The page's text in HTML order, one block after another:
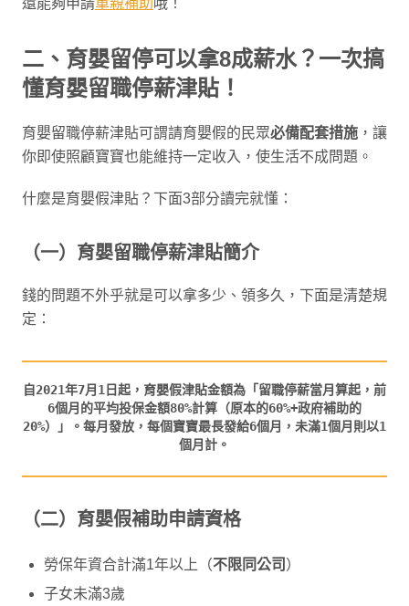
還能夠申請單親補助哦！
二、育嬰留停可以拿8成薪水？一次搞
懂育嬰留職停薪津貼！
育嬰留職停薪津貼可謂請育嬰假的民眾必備配套措施 ，讓
你即使照顧寶寶也能維持一定收入，使生活不成問題。
什麼是育嬰假津貼？下面3部分讀完就懂：
（一）育嬰留職停薪津貼簡介
錢的問題不外乎就是可以拿多少、領多久，下面是清楚規
定：
自2021年7月1日起，育嬰假津貼金額為「留職停薪當月算起，前
6個月的平均投保金額80%計算（原本的60%+政府補助的
20%）」。每月發放，每個寶寶最長發給6個月，未滿1個月則以1
（二）育嬰假補助申請資格
勞保年資合計滿1年以上（不限同公司 ）
子女未滿3歲